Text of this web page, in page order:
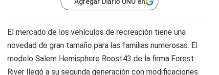
El mercado de los vehículos de recreación tiene una
novedad de gran tamaño para las familias numerosas. El
modelo Salem Hemisphere Roost43 de la firma Forest
River llegó a su segunda generación con modificaciones